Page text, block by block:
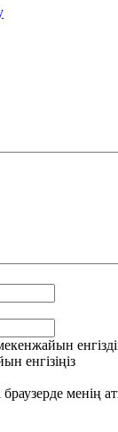
енгізіңіз
браузерде